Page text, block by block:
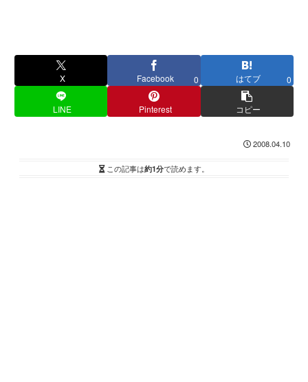
X Facebook 0 はてブ 0
LINE Pinterest コピー
2008.04.10
この記事は約1分で読めます。